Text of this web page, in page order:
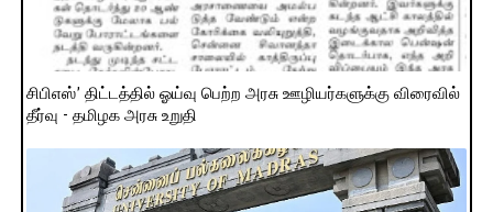
சிபிஎஸ்’ திட்டத்தில் ஓய்வு பெற்ற அரசு ஊழியர்களுக்கு விரைவில்
தீர்வு - தமிழக அரசு உறுதி